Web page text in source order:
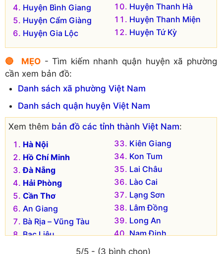
Huyện Bình Giang
Huyện Cẩm Giàng
Huyện Gia Lộc
Huyện Thanh Hà
Huyện Thanh Miện
Huyện Tứ Kỳ
🔴 MẸO- Tìm kiếm nhanh quận huyện xã phường
cần xem bản đồ:
Danh sách xã phường Việt Nam
Danh sách quận huyện Việt Nam
Xem thêm bản đồ các tỉnh thành Việt Nam:
Hà Nội
Hồ Chí Minh
Đà Nẵng
Hải Phòng
Cần Thơ
An Giang
Bà Rịa – Vũng Tàu
Bạc Liêu
Kiên Giang
Kon Tum
Lai Châu
Lào Cai
Lạng Sơn
Lâm Đồng
Long An
Nam Định
Nghệ An
5/5 - (3 bình chọn)